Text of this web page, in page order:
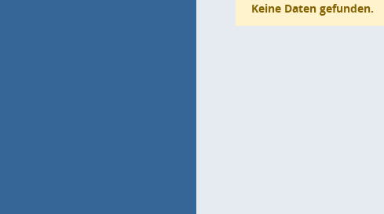
Keine Daten gefunden.